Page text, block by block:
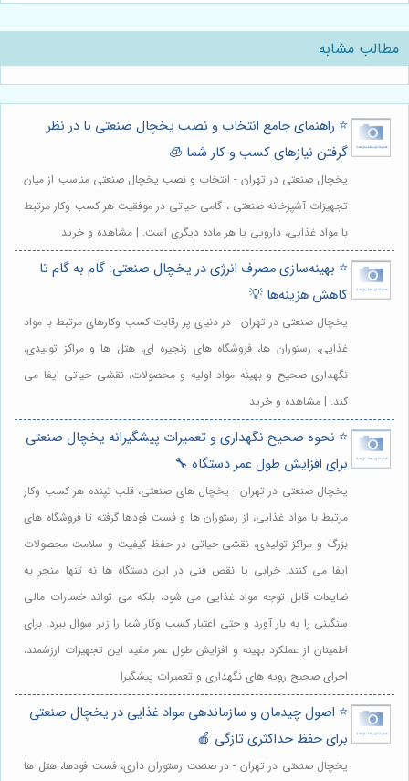
مطالب مشابه
⭐️ راهنمای جامع انتخاب و نصب یخچال صنعتی با در نظر
گرفتن نیازهای کسب و کار شما 🧊
یخچال صنعتی در تهران - انتخاب و نصب یخچال صنعتی مناسب از میان
تجهیزات آشپزخانه صنعتی ، گامی حیاتی در موفقیت هر کسب وکار مرتبط
با مواد غذایی، دارویی یا هر ماده دیگری است. | مشاهده و خرید
⭐️ بهینه‌سازی مصرف انرژی در یخچال صنعتی: گام به گام تا
کاهش هزینه‌ها 💡
یخچال صنعتی در تهران - در دنیای پر رقابت کسب وکارهای مرتبط با مواد
غذایی، رستوران ها، فروشگاه های زنجیره ای، هتل ها و مراکز تولیدی،
نگهداری صحیح و بهینه مواد اولیه و محصولات، نقشی حیاتی ایفا می
کند. | مشاهده و خرید
⭐️ نحوه صحیح نگهداری و تعمیرات پیشگیرانه یخچال صنعتی
برای افزایش طول عمر دستگاه 🔧
یخچال صنعتی در تهران - یخچال های صنعتی، قلب تپنده هر کسب وکار
مرتبط با مواد غذایی، از رستوران ها و فست فودها گرفته تا فروشگاه های
بزرگ و مراکز تولیدی، نقشی حیاتی در حفظ کیفیت و سلامت محصولات
ایفا می کنند. خرابی یا نقص فنی در این دستگاه ها نه تنها منجر به
ضایعات قابل توجه مواد غذایی می شود، بلکه می تواند خسارات مالی
سنگینی را به بار آورد و حتی اعتبار کسب وکار شما را زیر سوال ببرد. برای
اطمینان از عملکرد بهینه و افزایش طول عمر مفید این تجهیزات ارزشمند،
اجرای صحیح رویه های نگهداری و تعمیرات پیشگیرا
⭐️ اصول چیدمان و سازماندهی مواد غذایی در یخچال صنعتی
برای حفظ حداکثری تازگی 🍎
یخچال صنعتی در تهران - در صنعت رستوران داری، فست فودها، هتل ها